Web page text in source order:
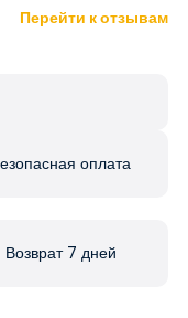
Перейти к отзывам
оплата
Возврат 7 дней